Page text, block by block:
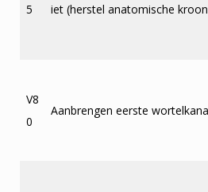
5
iet (herstel anatomische
V8
0
Aanbrengen eerste